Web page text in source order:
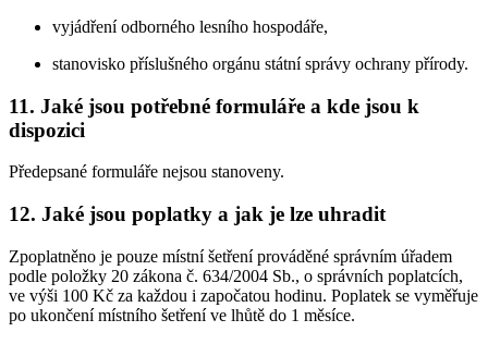
vyjádření odborného lesního hospodáře,
stanovisko příslušného orgánu státní správy ochrany přírody.
11. Jaké jsou potřebné formuláře a kde jsou k
dispozici
Předepsané formuláře nejsou stanoveny.
12. Jaké jsou poplatky a jak je lze uhradit
Zpoplatněno je pouze místní šetření prováděné správním úřadem
podle položky 20 zákona č. 634/2004 Sb., o správních poplatcích,
ve výši 100 Kč za každou i započatou hodinu. Poplatek se vyměřuje
po ukončení místního šetření ve lhůtě do 1 měsíce.